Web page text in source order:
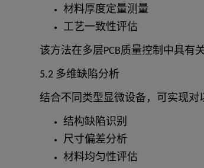
材料厚度定量测量
工艺一致性评估
该方法在多层PCB质量控制中具有
5.2 多维缺陷分析
结合不同类型显微设备，可实现对
结构缺陷识别
尺寸偏差分析
材料均匀性评估